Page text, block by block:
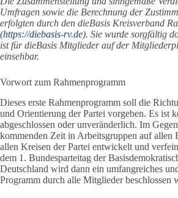
Umfragen sowie die Berechnung der
erfolgten durch den dieBasis Kreisverband
(https://diebasis-rv.de). Sie wurde sorgfältig
ist für dieBasis Mitglieder auf der
einsehbar.
Vorwort zum Rahmenprogramm
Dieses erste Rahmenprogramm soll die
und Orientierung der Partei vorgeben. Es ist
abgeschlossen oder unveränderlich. Im
kommenden Zeit in Arbeitsgruppen auf allen
allen Kreisen der Partei entwickelt und
dem 1. Bundesparteitag der
Deutschland wird dann ein umfangreiches
Programm durch alle Mitglieder beschlossen